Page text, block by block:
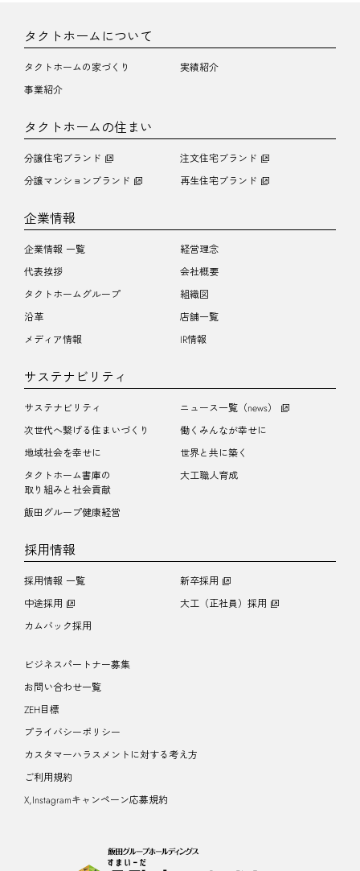
タクトホームについて
タクトホームの家づくり
実績紹介
事業紹介
タクトホームの住まい
分譲住宅ブランド
注文住宅ブランド
分譲マンションブランド
再生住宅ブランド
企業情報
企業情報 一覧
経営理念
代表挨拶
会社概要
タクトホームグループ
組織図
沿革
店舗一覧
メディア情報
IR情報
サステナビリティ
サステナビリティ
ニュース一覧（news）
次世代へ繋げる住まいづくり
働くみんなが幸せに
地域社会を幸せに
世界と共に築く
タクトホーム書庫の
取り組みと社会貢献
大工職人育成
飯田グループ健康経営
採用情報
採用情報 一覧
新卒採用
中途採用
大工（正社員）採用
カムバック採用
ビジネスパートナー募集
お問い合わせ一覧
ZEH目標
プライバシーポリシー
カスタマーハラスメントに対する考え方
ご利用規約
X,Instagramキャンペーン応募規約